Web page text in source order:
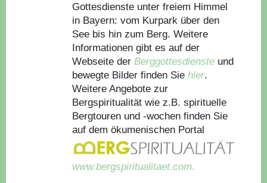
Gottesdienste unter freiem Himmel
in Bayern: vom Kurpark über den
See bis hin zum Berg. Weitere
Informationen gibt es auf der
Webseite derBerggottesdienste und
bewegte Bilder finden Sie hier.
Weitere Angebote zur
Bergspiritualität wie z.B. spirituelle
Bergtouren und -wochen finden Sie
auf dem ökumenischen Portal
www.bergspiritualitaet.com.